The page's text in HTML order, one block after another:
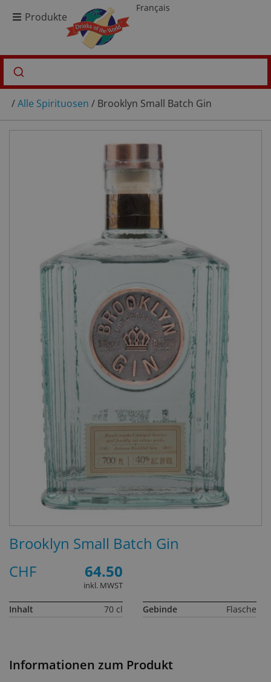
Produkte
Français
/Alle Spirituosen / Brooklyn Small Batch Gin
Informationen zum Produkt
Brooklyn Small Batch Gin
CHF
64.50
inkl. MWST
Inhalt 70 cl Gebinde Flasche